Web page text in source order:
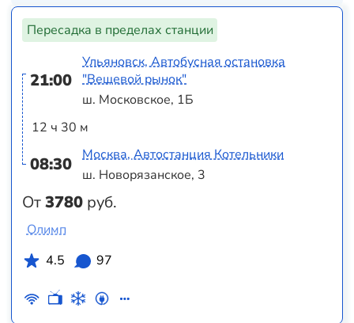
Пересадка в пределах станции
21:00
12 ч 30 м
08:30
От3780 руб.
Ульяновск, Автобусная остановка
"Вещевой рынок"
ш. Московское, 1Б
Москва, Автостанция Котельники
ш. Новорязанское, 3
Олимп
4.5
97